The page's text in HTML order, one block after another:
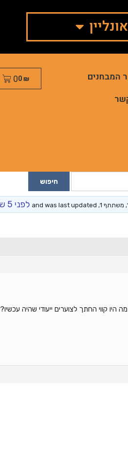
המבחנים
0₪
0
לפני 5 שנים, 4 חודשים
קווי החתך לצוערים ייעודי שהיה עכשיו?